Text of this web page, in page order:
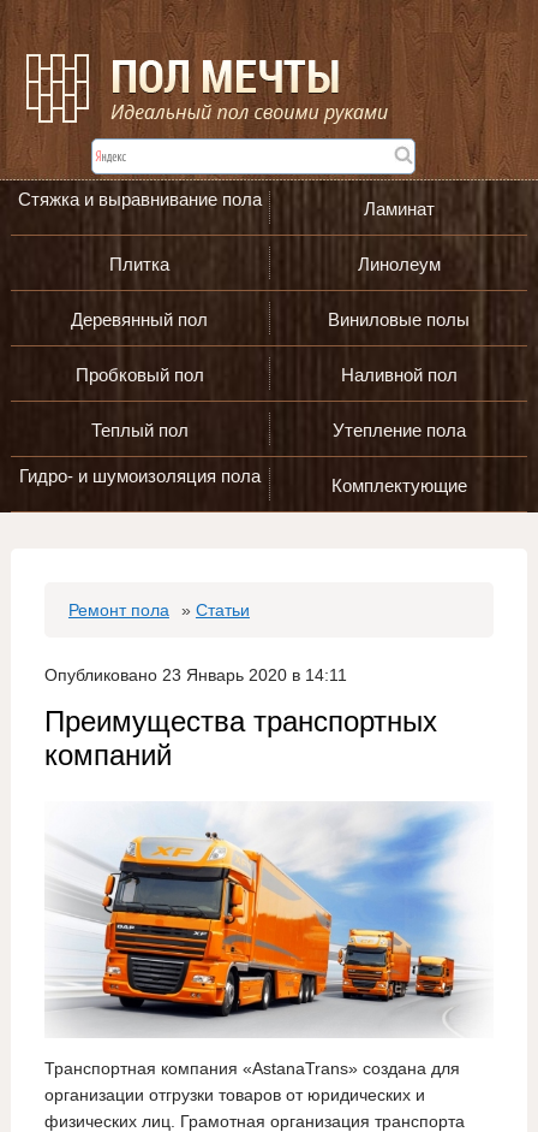
Стяжка и выравнивание пола Ламинат
Плитка Линолеум
Деревянный пол Виниловые полы
Пробковый пол Наливной пол
Теплый пол Утепление пола
Гидро- и шумоизоляция пола Комплектующие
Ремонт пола » Статьи
Опубликовано 23 Январь 2020 в 14:11
Преимущества транспортных
компаний
Транспортная компания «AstanaTrans» создана для
организации отгрузки товаров от юридических и
физических лиц. Грамотная организация транспорта